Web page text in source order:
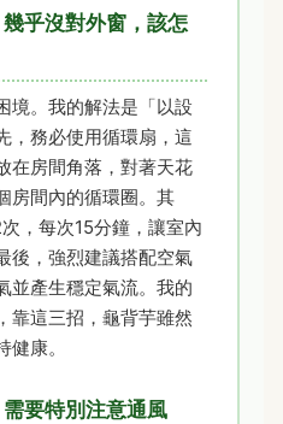
乎沒對外窗，該怎
境。我的解法是「以設
，務必使用循環扇，這
在房間角落，對著天花
房間內的循環圈。其
，每次15分鐘，讓室內
後，強烈建議搭配空氣
並產生穩定氣流。我的
靠這三招，龜背芋雖然
康。
要特別注意通風